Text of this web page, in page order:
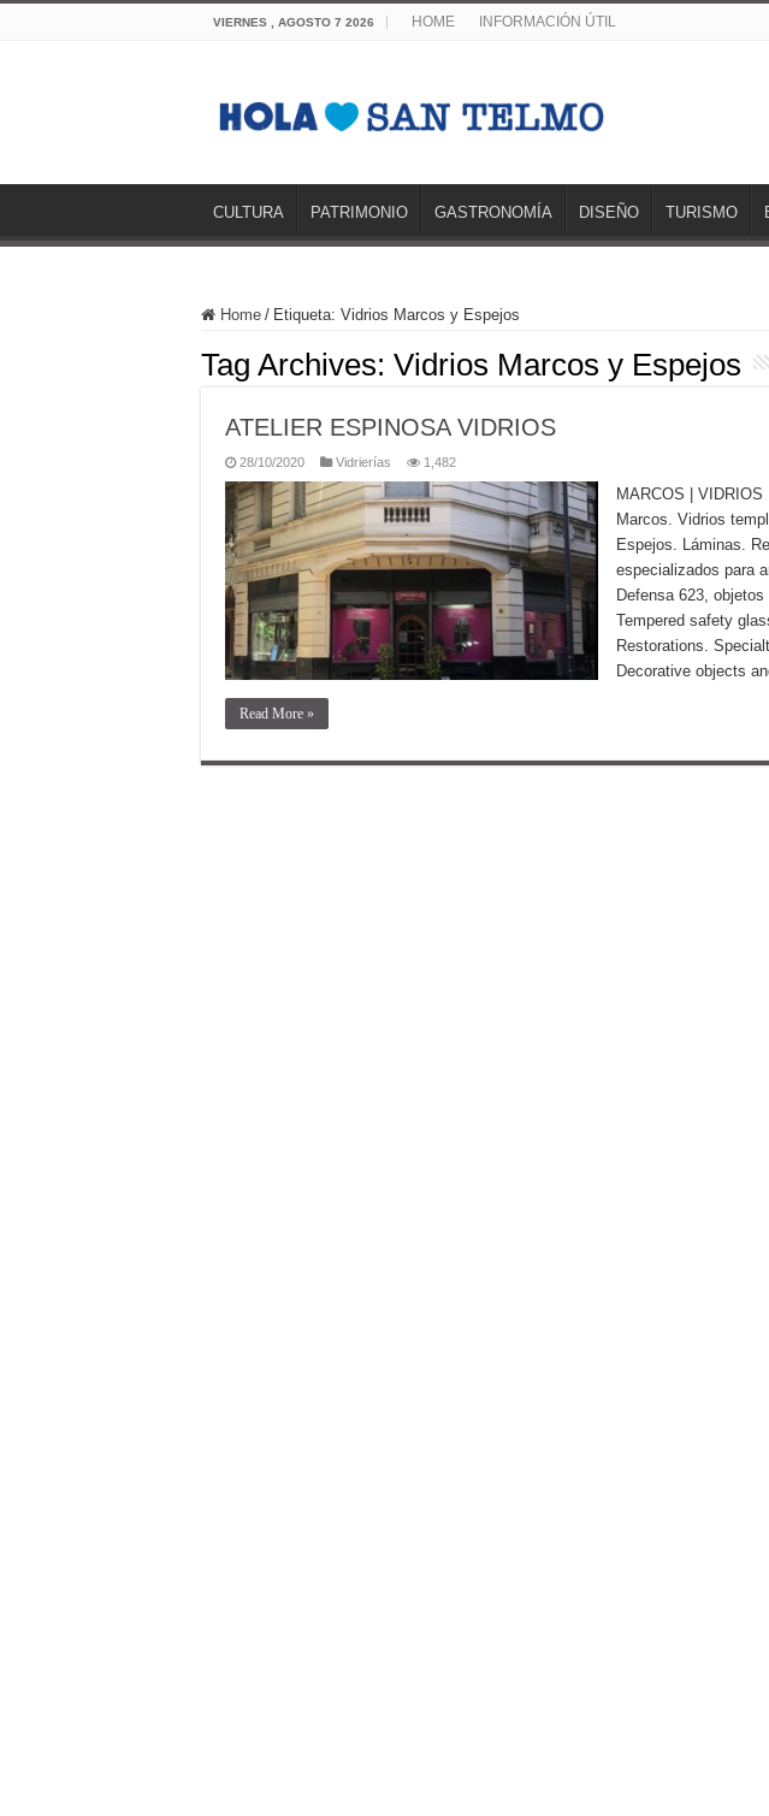
VIERNES , AGOSTO 7 2026 HOME INFORMACIÓN ÚTIL
CULTURA PATRIMONIO GASTRONOMÍA DISEÑO TURISMO
Home / Etiqueta: Vidrios Marcos y Espejos
Tag Archives: Vidrios Marcos y Espejos
ATELIER ESPINOSA VIDRIOS
28/10/2020 Vidrierías 1,482
MARCOS |
Marcos. Vidrios
Espejos. Láminas.
especializados para
Defensa 623,
Tempered safety
Restorations.
Decorative objects
Read More »